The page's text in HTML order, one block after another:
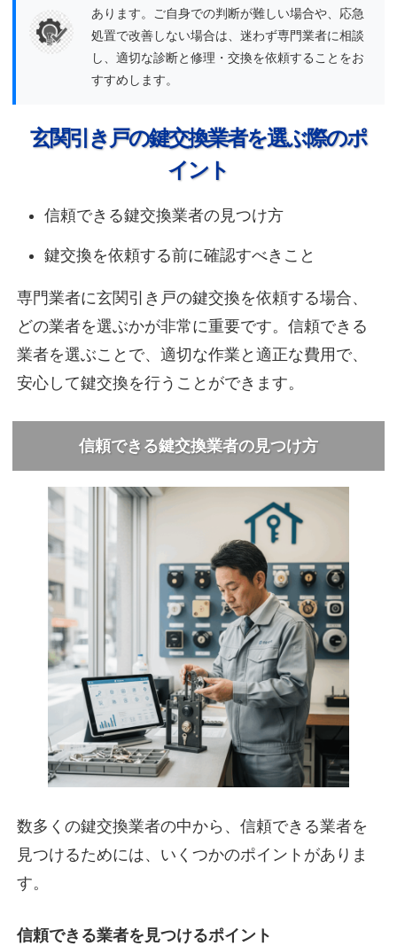
あります。ご自身での判断が難しい場合や、応急
処置で改善しない場合は、迷わず専門業者に相談
し、適切な診断と修理・交換を依頼することをお
すすめします。
玄関引き戸の鍵交換業者を選ぶ際のポ
イント
信頼できる鍵交換業者の見つけ方
鍵交換を依頼する前に確認すべきこと
専門業者に玄関引き戸の鍵交換を依頼する場合、
どの業者を選ぶかが非常に重要です。信頼できる
業者を選ぶことで、適切な作業と適正な費用で、
安心して鍵交換を行うことができます。
信頼できる鍵交換業者の見つけ方
数多くの鍵交換業者の中から、信頼できる業者を
見つけるためには、いくつかのポイントがありま
す。
信頼できる業者を見つけるポイント